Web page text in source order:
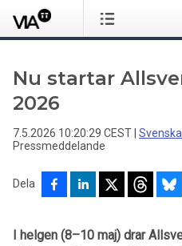
Nu startar
2026
7.5.2026 10:20:29 CEST
Pressmeddelande
Dela
I helgen (8–10 maj) drar